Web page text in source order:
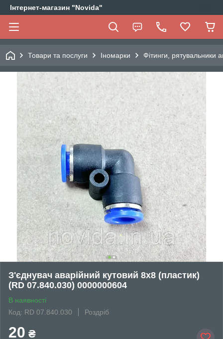
Інтернет-магазин "Novida"
Товари та послуги Іномарки Фітинги, рятувальники
З'єднувач аварійний кутовий 8х8 (пластик)
(RD 07.840.030) 0000000604
В наявності
Код: RD 07.840.030
Роздріб
20 ₴